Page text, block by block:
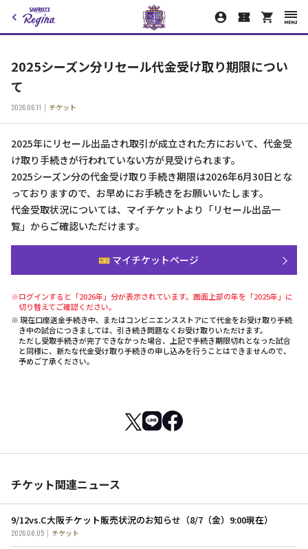
2025シーズン分リセール代金受け取り期限につい
て
2026.06.11 チケット
2025年にリセール出品され取引が成立された方において、代金受
け取り手続きが行われていない方が見受けられます。
2025シーズン分の代金受け取り手続き期限は2026年6月30日とな
っておりますので、お早めにお手続きをお願いいたします。
代金受取状況については、マイチケットより「リセール出品一
覧」からご確認いただけます。
🎫 マイチケットページ
※ログインすると「2026年」分が表示されています。画面上部の年を「2025年」に
切り替えてご確認ください。
※ 現在口座送金手続き中、またはコンビニエンスストアにて代金をお受け取り手続
き中の試合につきましては、引き続き問題なくお受け取りいただけます。
ただし受取手続きが完了できなかった場合、上記で手続き期限切れとなった試合
と同様に、新たな代金受け取り手続きの申し込みを行うことはできませんので、
予めご了承ください。
チケット関連ニュース
9/12vs.C大阪チケット販売状況のお知らせ（8/7（金）9:00現在）
2026.08.05 チケット